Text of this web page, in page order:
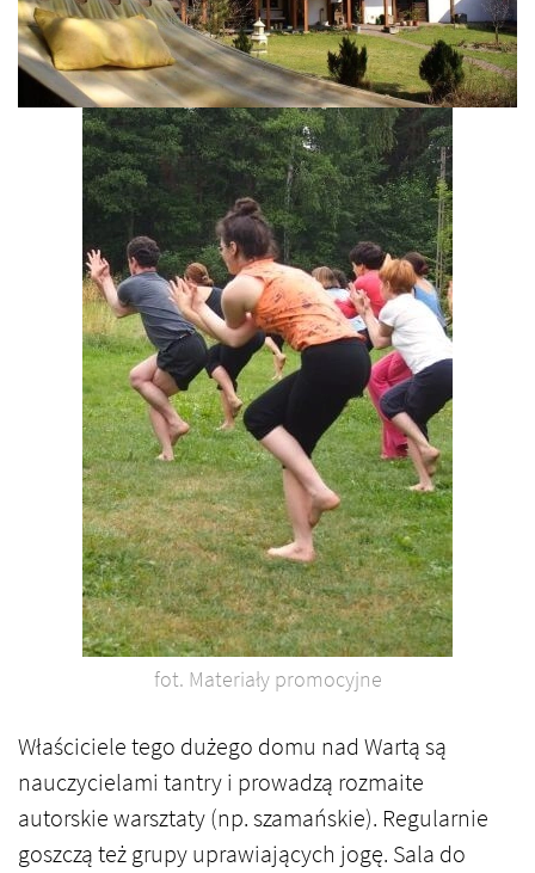
fot. Materiały promocyjne
Właściciele tego dużego domu nad Wartą są
nauczycielami tantry i prowadzą rozmaite
autorskie warsztaty (np. szamańskie). Regularnie
goszczą też grupy uprawiających jogę. Sala do